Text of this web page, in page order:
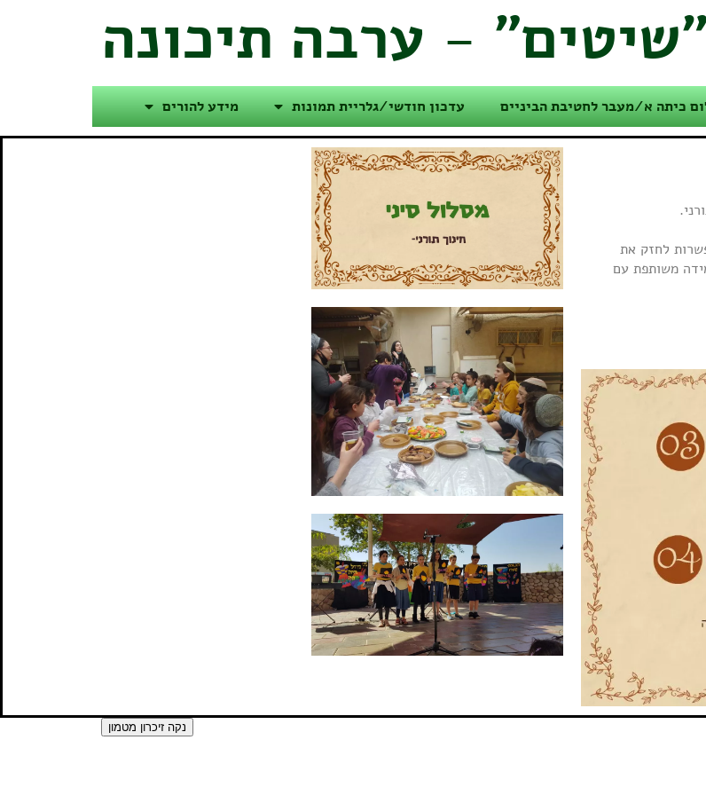
"שיטים" - ערבה תיכונה
כיתה א/מעבר לחטיבת הביניים עדכון חודשי/גלריית תמונות מידע להורים
לחזק את
משותפת עם
נקה זיכרון מטמון